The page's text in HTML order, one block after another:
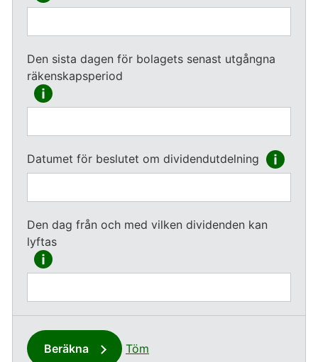
Den sista dagen för bolagets senast utgångna
räkenskapsperiod
Datumet för beslutet om dividendutdelning
Den dag från och med vilken dividenden kan
lyftas
Beräkna Töm